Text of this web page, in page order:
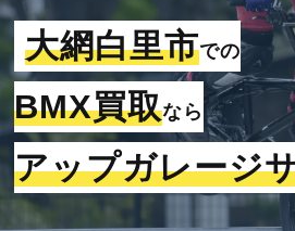
大網白里市での
BMX買取なら
アップガレージ